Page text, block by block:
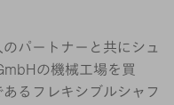
パートナーと共にシュ
の機械工場を買
るフレキシブルシャフ